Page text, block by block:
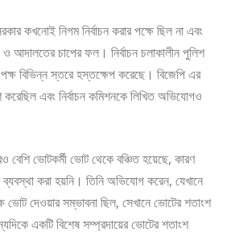
কখনোই নিগম নির্বাচন করার পক্ষে ছিল না এবং
ও আদালতের চাপের ফল। নির্বাচন চলাকালীন পুলিশ
পক্ষ বিভিন্ন স্তরে হস্তক্ষেপ করেছে। বিজেপি এর
এবং নির্বাচন কমিশনকে লিখিত অভিযোগও
বেশি ভোটকর্মী ভোট থেকে বঞ্চিত হয়েছে, কারণ
করা হয়নি। তিনি অভিযোগ করেন, যেখানে
ভোট দেওয়ার সম্ভাবনা ছিল, সেখানে ভোটের শতাংশ
একটি বিশেষ সম্প্রদায়ের ভোটের শতাংশ